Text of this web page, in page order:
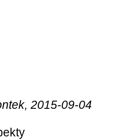
2015-09-04